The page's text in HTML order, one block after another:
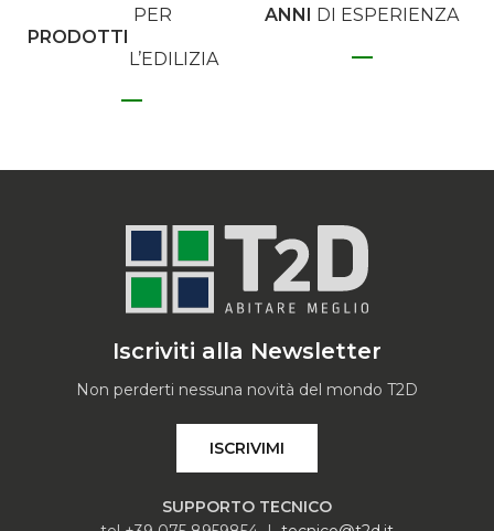
PRODOTTI
PER
L’EDILIZIA
ANNI DI ESPERIENZA
Iscriviti alla Newsletter
Non perderti nessuna novità del mondo T2D
ISCRIVIMI
SUPPORTO TECNICO